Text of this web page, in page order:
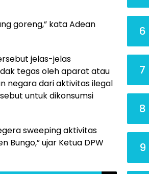
goreng,” kata Adean
jelas-jelas
tegas oleh aparat atau
negara dari aktivitas ilegal
untuk dikonsumsi
sweeping aktivitas
ujar Ketua DPW
6
7
8
9